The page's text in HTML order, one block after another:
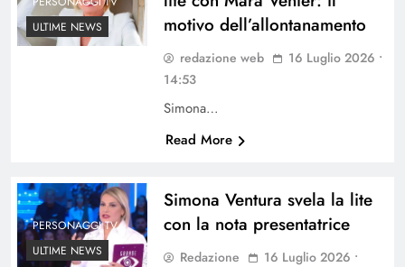
ULTIME NEWS
motivo dell’allontanamento
redazione web
16 Luglio 2026 •
14:53
Simona…
Read More
PERSONAGGI TV
ULTIME NEWS
Simona Ventura svela la lite
con la nota presentatrice
Redazione
16 Luglio 2026 •